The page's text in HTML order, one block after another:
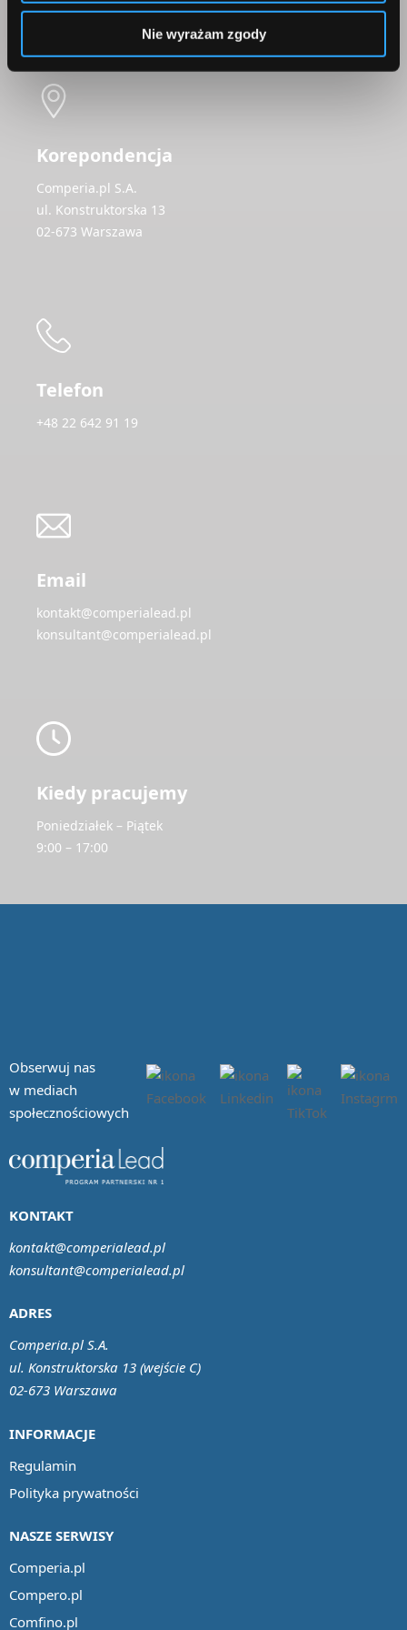
Nie wyrażam zgody
Korepondencja
Comperia.pl S.A.
ul. Konstruktorska 13
02-673 Warszawa
Telefon
+48 22 642 91 19
Email
kontakt@comperialead.pl
konsultant@comperialead.pl
Kiedy pracujemy
Poniedziałek – Piątek
9:00 – 17:00
Obserwuj nas
w mediach
społecznościowych
INFORMACJE
Regulamin
Polityka prywatności
NASZE SERWISY
Comperia.pl
Compero.pl
Comfino.pl
ADRES
Comperia.pl S.A.
ul. Konstruktorska 13 (wejście C)
02-673 Warszawa
KONTAKT
kontakt@comperialead.pl
konsultant@comperialead.pl